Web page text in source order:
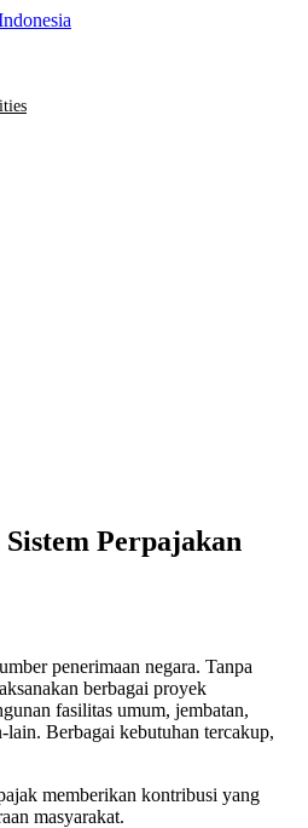
Perpajakan
penerimaan negara. Tanpa
berbagai proyek
fasilitas umum, jembatan,
Berbagai kebutuhan tercakup,
memberikan kontribusi yang
masyarakat.